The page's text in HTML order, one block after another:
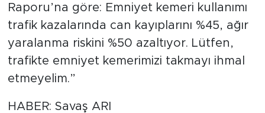
Raporu’na göre: Emniyet kemeri kullanımı
trafik kazalarında can kayıplarını %45, ağır
yaralanma riskini %50 azaltıyor. Lütfen,
trafikte emniyet kemerimizi takmayı ihmal
etmeyelim.”
HABER: Savaş ARI